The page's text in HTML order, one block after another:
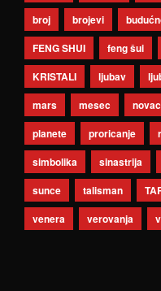
broj
brojevi
FENG SHUI
feng šui
KRISTALI
ljubav
mars
mesec novac
planete
proricanje
simbolika
sinastrija
sunce
talisman
venera
verovanja